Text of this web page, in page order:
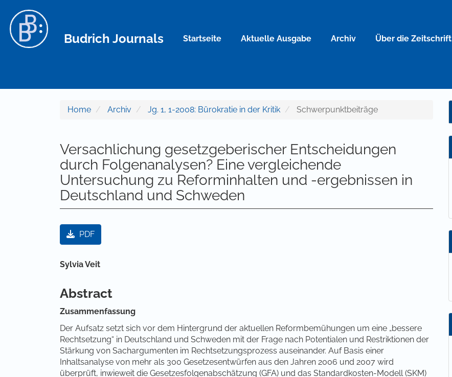
Hauptinhalt
Sidebar
Budrich Journals Startseite Aktuelle Ausgabe Archiv Über die Zeitschrift
Home Archiv Jg. 1, 1-2008: Bürokratie in der Kritik Schwerpunktbeiträge
Versachlichung gesetzgeberischer Entscheidungen
durch Folgenanalysen? Eine vergleichende
Untersuchung zu Reforminhalten und -ergebnissen in
Deutschland und Schweden
Artikel-Sidebar
PDF
Hauptsächlicher Artikelinhalt
Sylvia Veit
Abstract
Zusammenfassung
Der Aufsatz setzt sich vor dem Hintergrund der aktuellen Reformbemühungen um eine „bessere
Rechtsetzung“ in Deutschland und Schweden mit der Frage nach Potentialen und Restriktionen der
Stärkung von Sachargumenten im Rechtsetzungsprozess auseinander. Auf Basis einer
Inhaltsanalyse von mehr als 300 Gesetzesentwürfen aus den Jahren 2006 und 2007 wird
überprüft, inwieweit die Gesetzesfolgenabschätzung (GFA) und das Standardkosten-Modell (SKM)